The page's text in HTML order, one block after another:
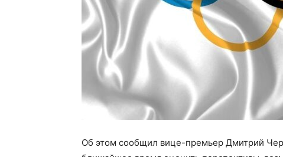
Об этом сообщил вице-премьер Дмитрий